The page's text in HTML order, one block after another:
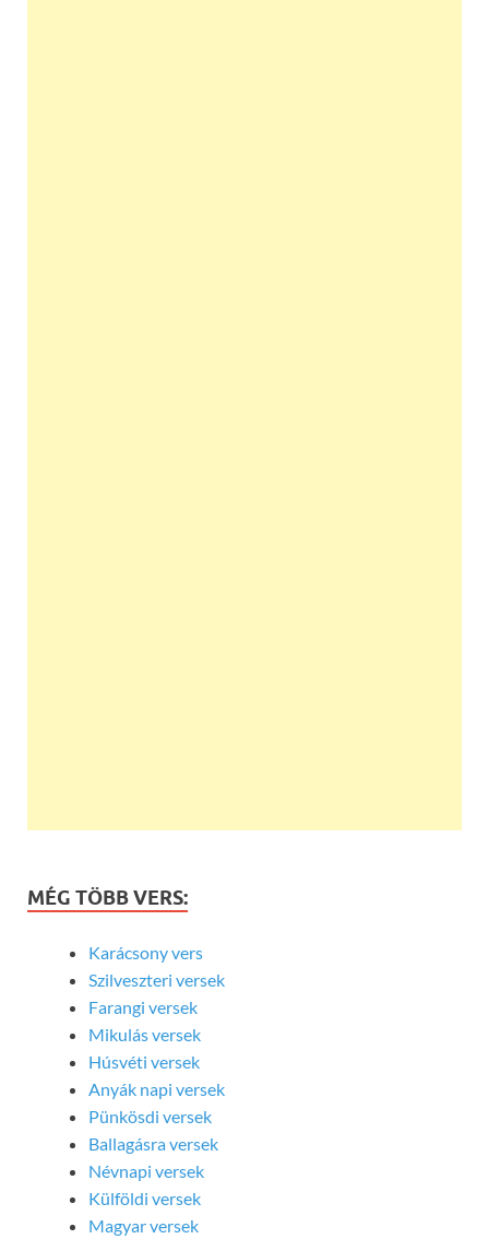
MÉG TÖBB VERS:
Karácsony vers
Szilveszteri versek
Farangi versek
Mikulás versek
Húsvéti versek
Anyák napi versek
Pünkösdi versek
Ballagásra versek
Névnapi versek
Külföldi versek
Magyar versek